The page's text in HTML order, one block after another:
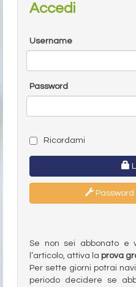
Accedi
Username
Password
Ricordami
Se non sei abbonato e
l’articolo, attiva la prova
Per sette giorni potrai
periodo decidere se